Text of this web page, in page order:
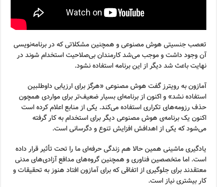
تعصب جنسیتی هوش مصنوعی و همچنین مشکلاتی که در برنامه‌نویسی
آن وجود داشت و موجب می‌شد کارمندان بی‌صلاحیت استخدام شوند در
نهایت باعث شد دیگر از این برنامه استفاده نشود.
آمازون به رویترز گفت هوش مصنوعی «هرگز برای ارزیابی داوطلبین
استفاده نشد» و اکنون از برنامه‌ای بسیار ضعیف‌تر برای مواردی همچون
حذف رزومه‌های تکراری استفاده می‌کند. یکی از منابع اعلام کرده است
اکنون یک برنامه‌ی هوش مصنوعی دیگر برای استخدام به کار گرفته
می‌شود که یکی از اهدافش افزایش تنوع و دگرسانی است.
یادگیری ماشینی همین حالا هم زندگی حرفه‌ای ما را تحت تأثیر قرار داده
است. اما متخصصین فناوری و همچنین گروه‌های مدافع آزادی‌های مدنی
معتقدند برای جلوگیری از اتفاقی که برای آمازون افتاد هنوز به تحقیقات و
کار بیشتری نیاز است.